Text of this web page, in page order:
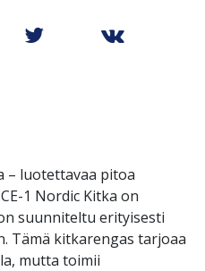
– luotettavaa pitoa
1 Nordic Kitka on
suunniteltu erityisesti
Tämä kitkarengas tarjoaa
mutta toimii